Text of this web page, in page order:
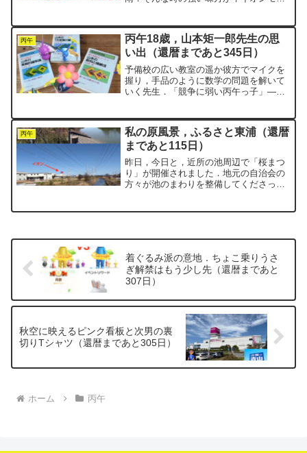
の中は結構な人出．年休をうまくつなげ
て，すでに長期休暇に入っ...
丙午
丙午18歳，山本矩一郎先生の思
い出（還暦まであと345日）
予備校の広い教室の遥か彼方でマイクを
握り，手品のように数学の問題を解いて
いく先生．「競争に弱い丙午っ子」——
ちが「ゆとり世代」と呼ばれてきたよう
に．「それって，私たち...
丙午
私の原風景，ふるさと東浦（還暦
まであと115日）
昨日，今日と，近所の池周辺で「桜まつ
り」が開催されました．地元の自治会の
方々が池のまわりを整備してくださっ
着ぐるみ派の意地．ちょこ乗りうさ
ぎ解禁はもう少し先（還暦まであと
307日）
秋空に映えるピンク看板と次男の裏
切りTシャツ（還暦まであと305日）
ホーム 丙午